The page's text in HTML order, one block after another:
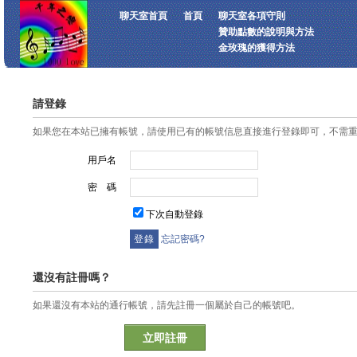
聊天室首頁 首頁
聊天室各項守則
贊助點數的說明與方法
金玫瑰的獲得方法
請登錄
如果您在本站已擁有帳號，請使用已有的帳號信息直接進行登錄即可，不需
用戶名
密 碼
下次自動登錄
忘記密碼?
還沒有註冊嗎？
如果還沒有本站的通行帳號，請先註冊一個屬於自己的帳號吧。
立即註冊